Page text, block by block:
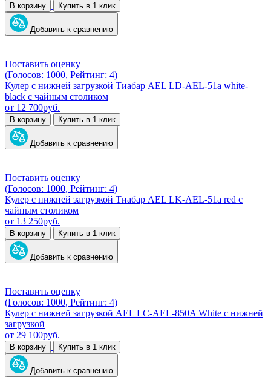
В корзину Купить в 1 клик
Добавить к сравнению
Поставить оценку
(Голосов: 1000, Рейтинг: 4)
Кулер с нижней загрузкой Тиабар AEL LD-AEL-51a white-
black с чайным столиком
от 12 700руб.
В корзину Купить в 1 клик
Добавить к сравнению
Поставить оценку
(Голосов: 1000, Рейтинг: 4)
Кулер с нижней загрузкой Тиабар AEL LK-AEL-51a red с
чайным столиком
от 13 250руб.
В корзину Купить в 1 клик
Добавить к сравнению
Поставить оценку
(Голосов: 1000, Рейтинг: 4)
Кулер с нижней загрузкой AEL LC-AEL-850A White с нижней
загрузкой
от 29 100руб.
В корзину Купить в 1 клик
Добавить к сравнению